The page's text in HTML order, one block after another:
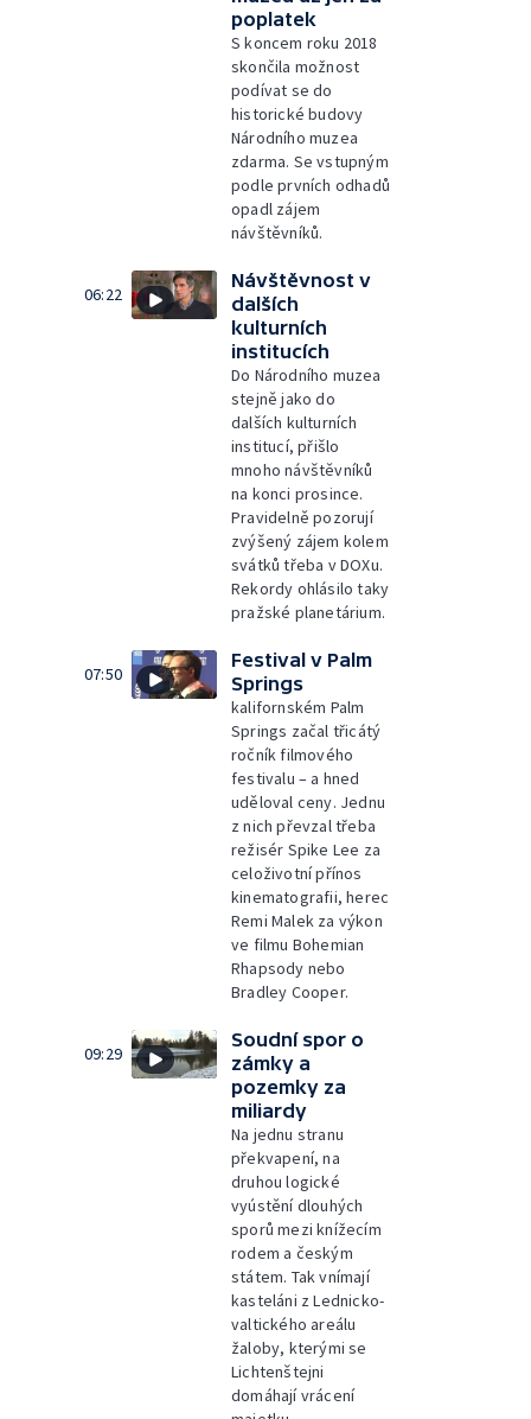
poplatek
S koncem roku 2018
skončila možnost
podívat se do
historické budovy
Národního muzea
zdarma. Se vstupným
podle prvních odhadů
opadl zájem
návštěvníků.
06:22
Návštěvnost v
dalších
kulturních
institucích
Do Národního muzea
stejně jako do
dalších kulturních
institucí, přišlo
mnoho návštěvníků
na konci prosince.
Pravidelně pozorují
zvýšený zájem kolem
svátků třeba v DOXu.
Rekordy ohlásilo taky
pražské planetárium.
07:50
Festival v Palm
Springs
kalifornském Palm
Springs začal třicátý
ročník filmového
festivalu – a hned
uděloval ceny. Jednu
z nich převzal třeba
režisér Spike Lee za
celoživotní přínos
kinematografii, herec
Remi Malek za výkon
ve filmu Bohemian
Rhapsody nebo
Bradley Cooper.
09:29
Soudní spor o
zámky a
pozemky za
miliardy
Na jednu stranu
překvapení, na
druhou logické
vyústění dlouhých
sporů mezi knížecím
rodem a českým
státem. Tak vnímají
kasteláni z Lednicko-
valtického areálu
žaloby, kterými se
Lichtenštejni
domáhají vrácení